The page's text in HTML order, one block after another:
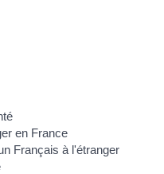
en France
Français à l'étranger